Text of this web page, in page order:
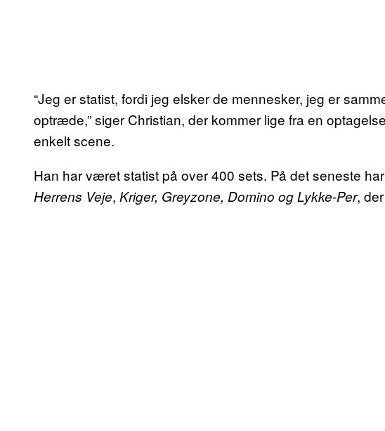
“Jeg er statist, fordi jeg elsker de mennesker, jeg er
optræde,” siger Christian, der kommer lige fra en
enkelt scene.
Han har været statist på over 400 sets. På det seneste
Herrens Veje, Kriger, Greyzone, Domino og Lykke-Per,